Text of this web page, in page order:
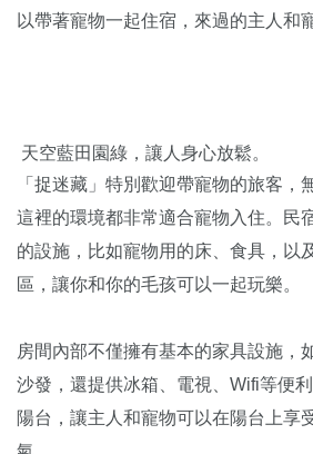
以帶著寵物一起住宿，來過的主人和
天空藍田園綠，讓人身心放鬆。
「捉迷藏」特別歡迎帶寵物的旅客，
這裡的環境都非常適合寵物入住。民
的設施，比如寵物用的床、食具，以
區，讓你和你的毛孩可以一起玩樂。
房間內部不僅擁有基本的家具設施，
沙發，還提供冰箱、電視、Wifi等便
陽台，讓主人和寵物可以在陽台上享